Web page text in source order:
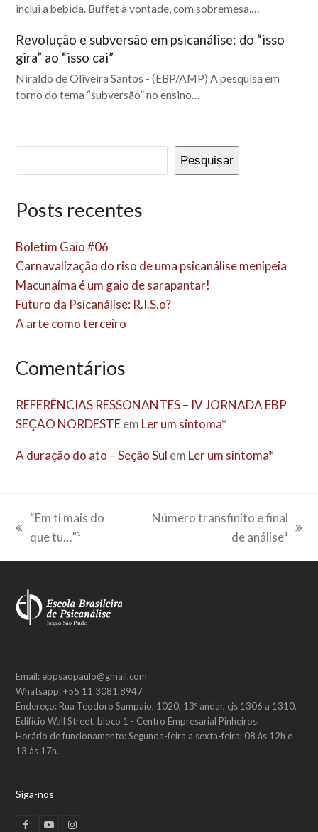
inclui a bebida. Buffet à vontade, com sobremesa.…
Revolução e subversão em psicanálise: do “isso
gira” ao “isso cai”
Niraldo de Oliveira Santos - (EBP/AMP) A pesquisa em
torno do tema “subversão” no ensino…
Pesquisar
Posts recentes
Boletim Gaio #06
Carnavalização do riso de uma psicanálise menipeia
Macunaíma é um gaio de sarapantar!
Futuro da Psicanálise: R.I.S.o?
A arte como terceiro
Comentários
REFERÊNCIAS RESSONANTES – IV JORNADA EBP
SEÇÃO NORDESTEem Ler um sintoma*
A duração do ato – Seção Sul em Ler um sintoma*
previous
“Em ti mais do
que tu…”¹
Número transfinito e final
de análise¹
Email: ebpsaopaulo@gmail.com
Whatsapp: +55 11 3081.8947
Endereço: Rua Teodoro Sampaio, 1020, 13º andar, cjs 1306 a 1310,
Edifício Wall Street. bloco 1 - Centro Empresarial Pinheiros.
Horário de funcionamento: Segunda-feira a sexta-feira: 08 às 12h e
13 às 17h.
Siga-nos
F Y I